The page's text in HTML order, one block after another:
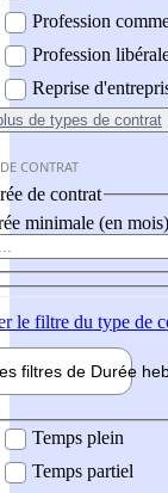
Profession
Profession
Reprise
de types de contrat
CONTRAT
de contrat
minimale (en mois)
le filtre du type de
filtres de Durée
Temps plein
Temps partiel